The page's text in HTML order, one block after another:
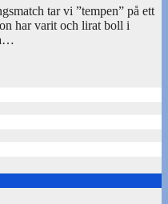
tar vi ”tempen” på ett
har varit och lirat boll i